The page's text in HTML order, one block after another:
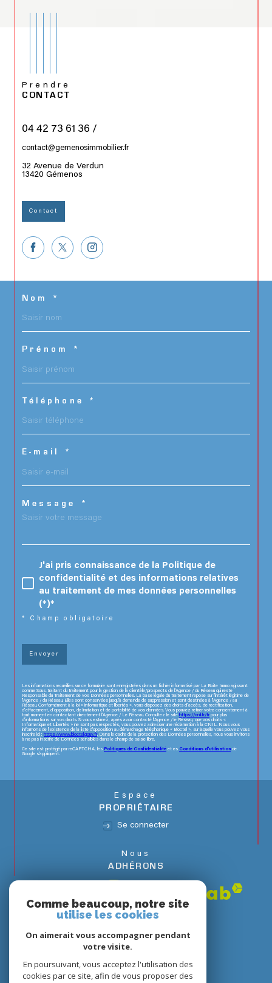
Nom *
Prénom *
Téléphone *
E-mail *
Message *
J'ai pris connaissance de la Politique de
confidentialité et des informations relatives
au traitement de mes données personnelles
(*)*
* Champ obligatoire
Envoyer
Les informations recueillies sur ce formulaire sont enregistrées dans un fichier informatisé par La Boite Immo agissant
comme Sous-traitant du traitement pour la gestion de la clientèle/prospects de l'Agence / du Réseau qui reste
Responsable du Traitement de vos Données personnelles. La base légale du traitement repose sur l'intérêt légitime de
l'Agence / du Réseau. Elles sont conservées jusqu'à demande de suppression et sont destinées à l'Agence / au
Réseau. Conformément à la loi « informatique et libertés », vous disposez des droits d’accès, de rectification,
d’effacement, d’opposition, de limitation et de portabilité de vos données. Vous pouvez retirer votre consentement à
tout moment en contactant directement l’Agence / Le Réseau. Consultez le site https://cnil.fr/fr pour plus
d’informations sur vos droits. Si vous estimez, après avoir contacté l'Agence / le Réseau, que vos droits «
Informatique et Libertés » ne sont pas respectés, vous pouvez adresser une réclamation à la CNIL. Nous vous
informons de l’existence de la liste d'opposition au démarchage téléphonique « Bloctel », sur laquelle vous pouvez vous
inscrire ici : https://www.bloctel.gouv.fr. Dans le cadre de la protection des Données personnelles, nous vous invitons
à ne pas inscrire de Données sensibles dans le champ de saisie libre.
Ce site est protégé par reCAPTCHA, les Politiques de Confidentialité et es Conditions d'utilisation de
Google s'appliquent.
Prendre
CONTACT
04 42 73 61 36 /
contact@gemenosimmobilier.fr
32 Avenue de Verdun
13420
Gémenos
Contact
Espace
PROPRIÉTAIRE
Se connecter
Nous
ADHÉRONS
Comme beaucoup, notre site
utilise les cookies
On aimerait vous accompagner pendant
votre visite.
En poursuivant, vous acceptez l'utilisation des
cookies par ce site, afin de vous proposer des